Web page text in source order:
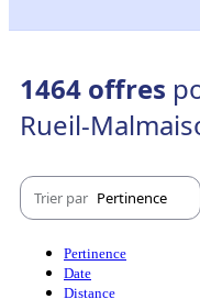
1464 offres
Rueil-
Trier par Pertinence
Pertinence
Date
Distance